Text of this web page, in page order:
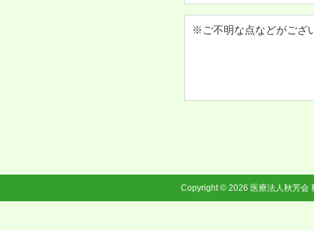
※ご不明な点などがござ
Copyright © 2026 医療法人秋芳会